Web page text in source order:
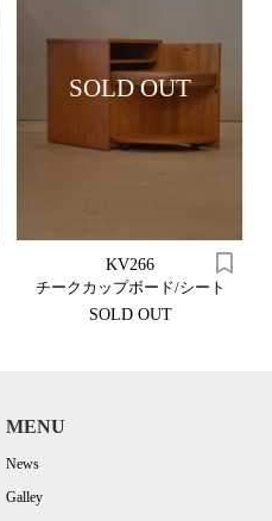
SOLD OUT
KV266
チークカップボード/シート
SOLD OUT
MENU
News
Galley